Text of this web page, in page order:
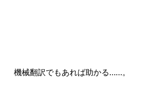
機械翻訳でもあれば助かる……。